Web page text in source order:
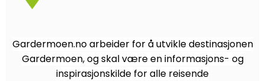
Gardermoen.no arbeider for å utvikle destinasjonen
Gardermoen, og skal være en informasjons- og
inspirasjonskilde for alle reisende